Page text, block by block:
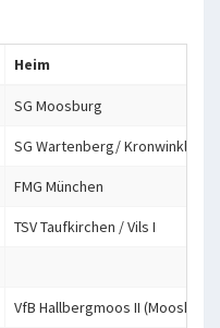
Heim
SG Moosburg
SG Wartenberg/ Kronwinkl
FMG München
TSV Taufkirchen / Vils I
VfB Hallbergmoos II (Mooskitos)